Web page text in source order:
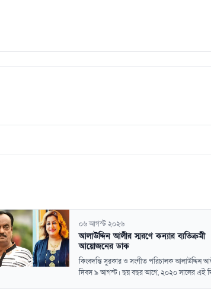
০৬ আগস্ট ২০২৬
আলাউদ্দিন আলীর স্মরণে কন্যার ব্যতিক্রমী
আয়োজনের ডাক
কিংবদন্তি সুরকার ও সংগীত পরিচালক আলাউদ্দিন
দিবস ৯ আগস্ট। ছয় বছর আগে, ২০২০ সালের এই